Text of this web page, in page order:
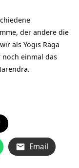
der andere die
als Yogis Raga
einmal das
Email